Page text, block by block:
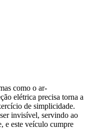
como o ar-
elétrica precisa torna a
de simplicidade.
invisível, servindo ao
e este veículo cumpre